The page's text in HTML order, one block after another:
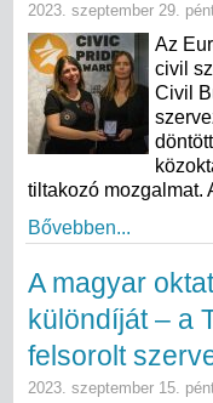
2023. szeptember 29.
Az
civil
Civil
tiltakozó mozgalmat.
Bővebben...
A magyar
különdíját – a
felsorolt
2023. szeptember 15.